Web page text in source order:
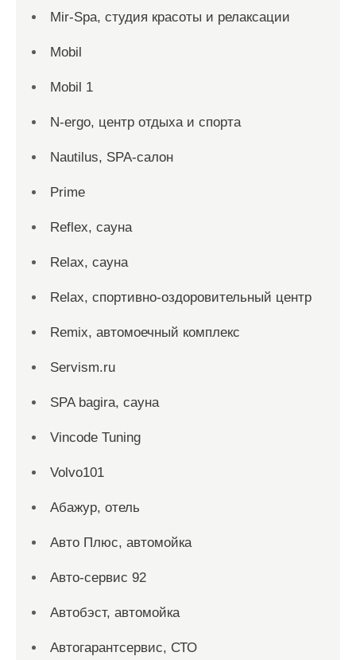
Mir-Spa, студия красоты и релаксации
Mobil
Mobil 1
N-ergo, центр отдыха и спорта
Nautilus, SPA-салон
Prime
Reflex, сауна
Relax, сауна
Relax, спортивно-оздоровительный центр
Remix, автомоечный комплекс
Servism.ru
SPA bagira, сауна
Vincode Tuning
Volvo101
Абажур, отель
Авто Плюс, автомойка
Авто-сервис 92
Автобэст, автомойка
Автогарантсервис, СТО